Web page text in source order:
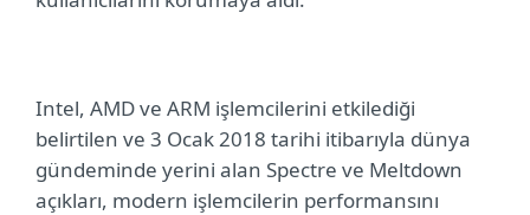
Intel, AMD ve ARM işlemcilerini etkilediği
belirtilen ve 3 Ocak 2018 tarihi itibarıyla dünya
gündeminde yerini alan Spectre ve Meltdown
açıkları, modern işlemcilerin performansını